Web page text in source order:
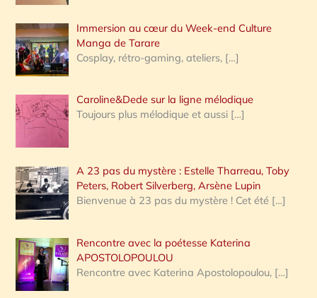
:
Immersion au cœur du Week-end Culture
Manga de Tarare
Cosplay, rétro-gaming, ateliers, […]
Caroline&Dede sur la ligne mélodique
Toujours plus mélodique et aussi […]
A 23 pas du mystère : Estelle Tharreau, Toby
Peters, Robert Silverberg, Arsène Lupin
Bienvenue à 23 pas du mystère ! Cet été […]
Rencontre avec la poétesse Katerina
APOSTOLOPOULOU
Rencontre avec Katerina Apostolopoulou, […]